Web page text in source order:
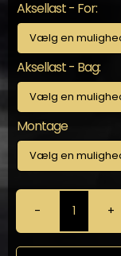
Aksellast - For:
Aksellast - Bag:
Montage
KW
-